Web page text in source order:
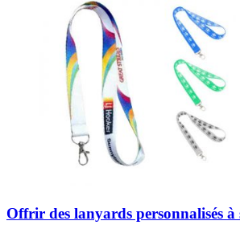
Offrir des lanyards personnalisés à